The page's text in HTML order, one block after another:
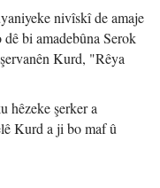
nivîskî de amaje
bi amadebûna Serok
Kurd, "Rêya
hêzeke şerker a
Kurd a ji bo maf û